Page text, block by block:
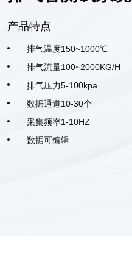
产品特点
排气温度150~1000℃
排气流量100~2000KG/H
排气压力5-100kpa
数据通道10-30个
采集频率1-10HZ
数据可编辑